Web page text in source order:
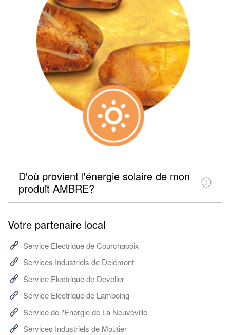
D'où provient l'énergie solaire de mon
produit AMBRE?
Votre partenaire local
Service Electrique de Courchapoix
Services Industriels de Delémont
Service Electrique de Develier
Service Electrique de Lamboing
Service de l'Energie de La Neuveville
Services Industriels de Moutier